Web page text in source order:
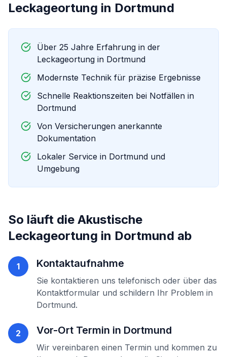
Leckageortung in Dortmund
Über 25 Jahre Erfahrung in der
Leckageortung in Dortmund
Modernste Technik für präzise Ergebnisse
Schnelle Reaktionszeiten bei Notfällen in
Dortmund
Von Versicherungen anerkannte
Dokumentation
Lokaler Service in Dortmund und
Umgebung
So läuft die Akustische
Leckageortung in Dortmund ab
1 Kontaktaufnahme
Sie kontaktieren uns telefonisch oder über das
Kontaktformular und schildern Ihr Problem in
Dortmund.
2 Vor-Ort Termin in Dortmund
Wir vereinbaren einen Termin und kommen zu